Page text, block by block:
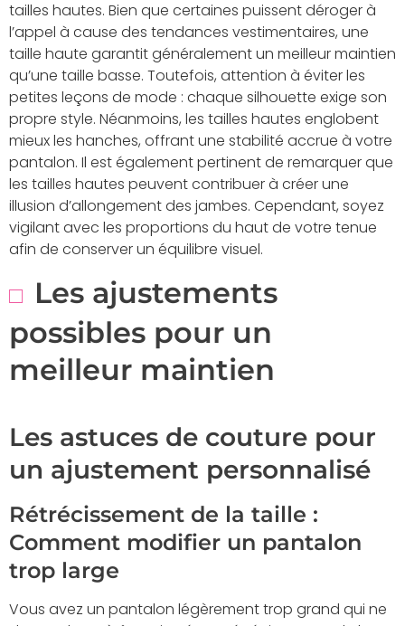
tailles hautes. Bien que certaines puissent déroger à
l’appel à cause des tendances vestimentaires, une
taille haute garantit généralement un meilleur maintien
qu’une taille basse. Toutefois, attention à éviter les
petites leçons de mode : chaque silhouette exige son
propre style. Néanmoins, les tailles hautes englobent
mieux les hanches, offrant une stabilité accrue à votre
pantalon. Il est également pertinent de remarquer que
les tailles hautes peuvent contribuer à créer une
illusion d’allongement des jambes. Cependant, soyez
vigilant avec les proportions du haut de votre tenue
afin de conserver un équilibre visuel.
Les ajustements
possibles pour un
meilleur maintien
Les astuces de couture pour
un ajustement personnalisé
Rétrécissement de la taille :
Comment modifier un pantalon
trop large
Vous avez un pantalon légèrement trop grand qui ne